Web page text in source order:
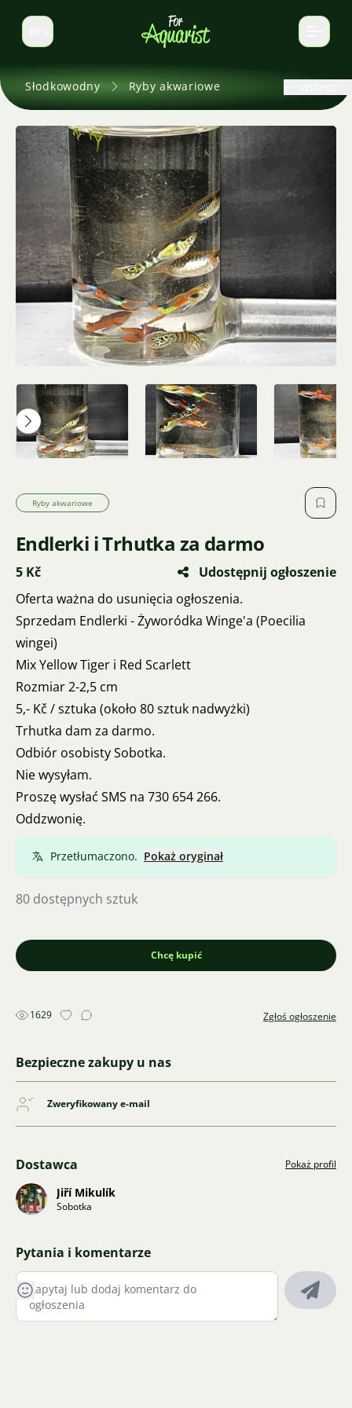
Zmień język
Słodkowodny Ryby akwariowe
Ryby akwariowe
Endlerki i Trhutka za darmo
5 Kč
Udostępnij ogłoszenie
Oferta ważna do usunięcia ogłoszenia.
Sprzedam Endlerki - Żyworódka Winge'a (Poecilia
wingei)
Mix Yellow Tiger i Red Scarlett
Rozmiar 2-2,5 cm
5,- Kč / sztuka (około 80 sztuk nadwyżki)
Trhutka dam za darmo.
Odbiór osobisty Sobotka.
Nie wysyłam.
Proszę wysłać SMS na 730 654 266.
Oddzwonię.
Przetłumaczono. Pokaż oryginał
80 dostępnych sztuk
Chcę kupić
1629 Zgłoś ogłoszenie
Bezpieczne zakupy u nas
Zweryfikowany e-mail
Dostawca Pokaż profil
Jiří Mikulík
Sobotka
Pytania i komentarze